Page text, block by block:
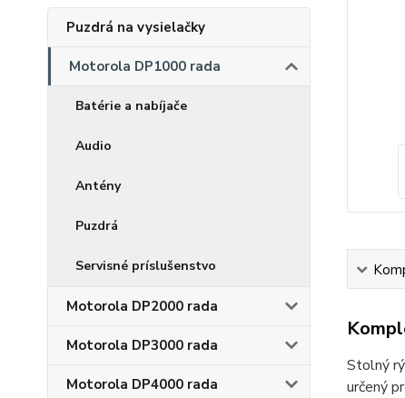
Puzdrá na vysielačky
Motorola DP1000 rada
Batérie a nabíjače
Audio
Antény
Puzdrá
Servisné príslušenstvo
Motorola DP2000 rada
Motorola DP3000 rada
Motorola DP4000 rada
Stolný
určený